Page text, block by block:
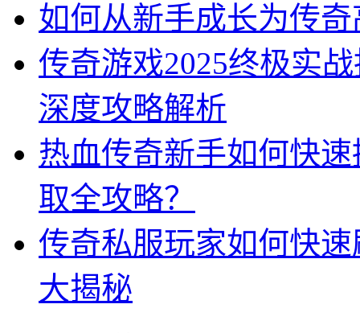
如何从新手成长为传
传奇游戏2025终极实
深度攻略解析
热血传奇新手如何快
取全攻略？
传奇私服玩家如何快
大揭秘